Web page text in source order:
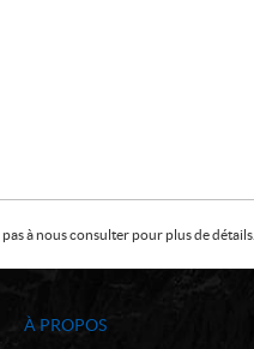
à nous consulter pour plus de détails.
À PROPOS